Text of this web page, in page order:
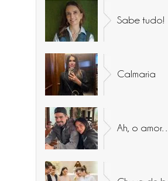
Sabe tudo!
Calmaria
Ah, o amor…